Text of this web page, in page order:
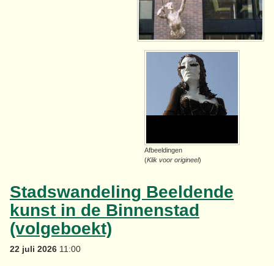
Afbeeldingen
(Klik voor origineel)
Stadswandeling Beeldende
kunst in de Binnenstad
(volgeboekt)
22 juli 2026 11:00